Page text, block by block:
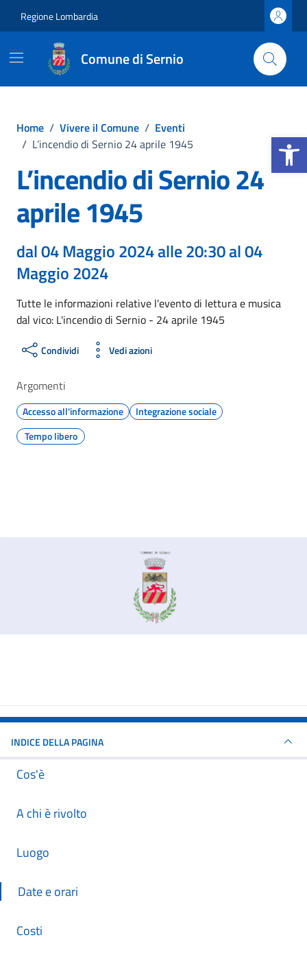
Apri la
Regione Lombardia
Comune di Sernio
Home / Vivere il Comune / Eventi
/ L’incendio di Sernio 24 aprile 1945
L’incendio di Sernio 24
aprile 1945
dal 04 Maggio 2024 alle 20:30 al 04
Maggio 2024
Tutte le informazioni relative l'evento di lettura e musica
dal vico: L'incendio di Sernio - 24 aprile 1945
Condividi Vedi azioni
Argomenti
Accesso all'informazione
Integrazione sociale
Tempo libero
INDICE DELLA PAGINA
Cos'è
A chi è rivolto
Luogo
Date e orari
Costi